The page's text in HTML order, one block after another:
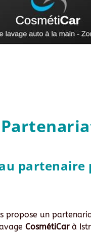
partenaire
propose un
CosmétiCar à